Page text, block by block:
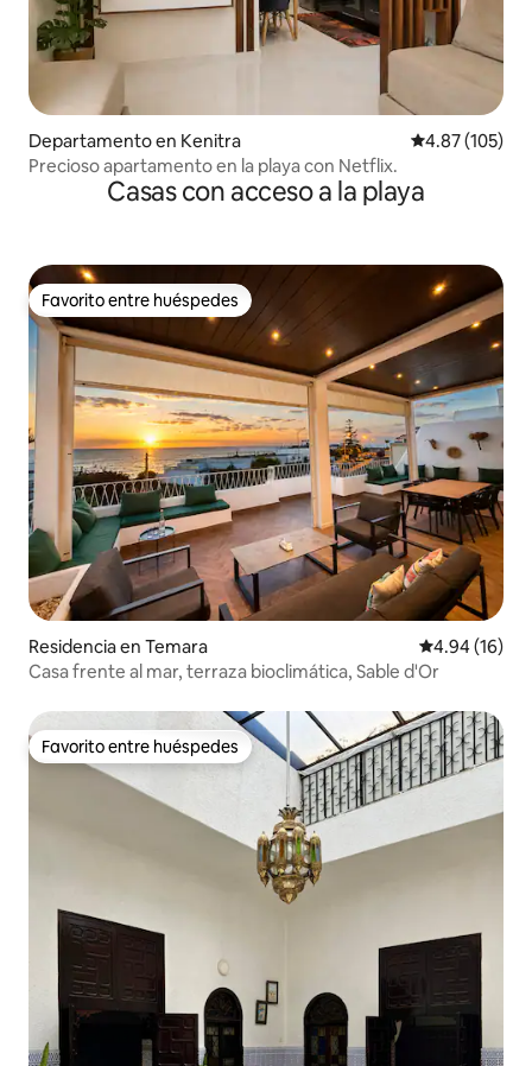
Departamento en Kenitra Calificación
4.87 (105)
Precioso apartamento en la playa con Netflix.
Casas con acceso a la playa
Favorito entre huéspedes
Favorito entre huéspedes
Residencia en Temara Calificación
4.94 (16)
Casa frente al mar, terraza bioclimática, Sable d'Or
Favorito entre huéspedes
Favorito entre huéspedes